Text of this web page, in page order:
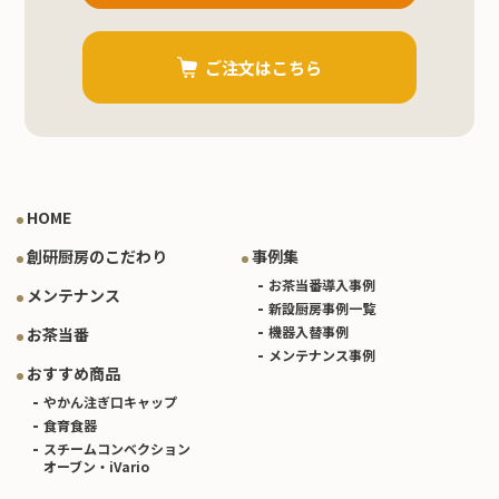
ご注文はこちら
HOME
創研厨房のこだわり
メンテナンス
お茶当番
おすすめ商品
やかん注ぎ口キャップ
食育食器
スチームコンベクション
オーブン・iVario
事例集
お茶当番導入事例
新設厨房事例一覧
機器入替事例
メンテナンス事例